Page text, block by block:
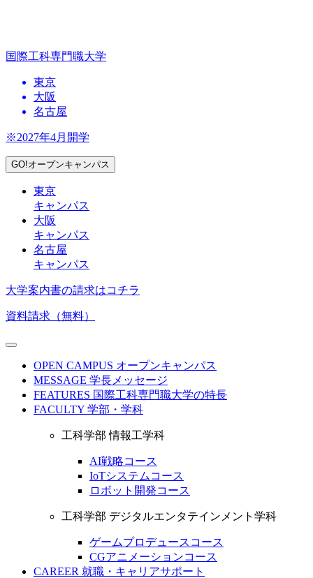
国際工科専門職大学
東京
大阪
名古屋
※2027年4月開学
GO!オープンキャンパス
東京
キャンパス
大阪
キャンパス
名古屋
キャンパス
大学案内書の請求はコチラ
資料請求（無料）
OPEN CAMPUS オープンキャンパス
MESSAGE 学長メッセージ
FEATURES 国際工科専門職大学の特長
FACULTY 学部・学科
工科学部 情報工学科
AI戦略コース
IoTシステムコース
ロボット開発コース
工科学部 デジタルエンタテインメント学科
ゲームプロデュースコース
CGアニメーションコース
CAREER 就職・キャリアサポート